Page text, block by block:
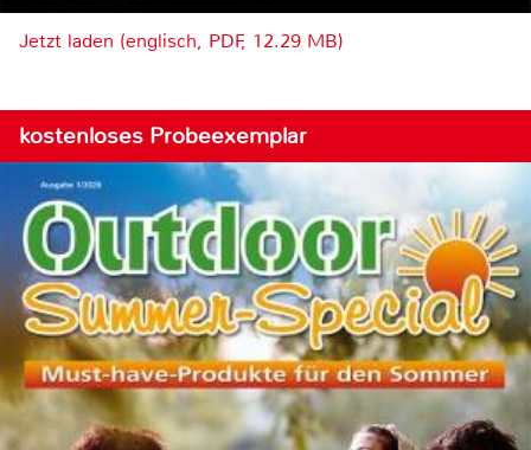
Jetzt laden (englisch, PDF, 12.29 MB)
kostenloses Probeexemplar